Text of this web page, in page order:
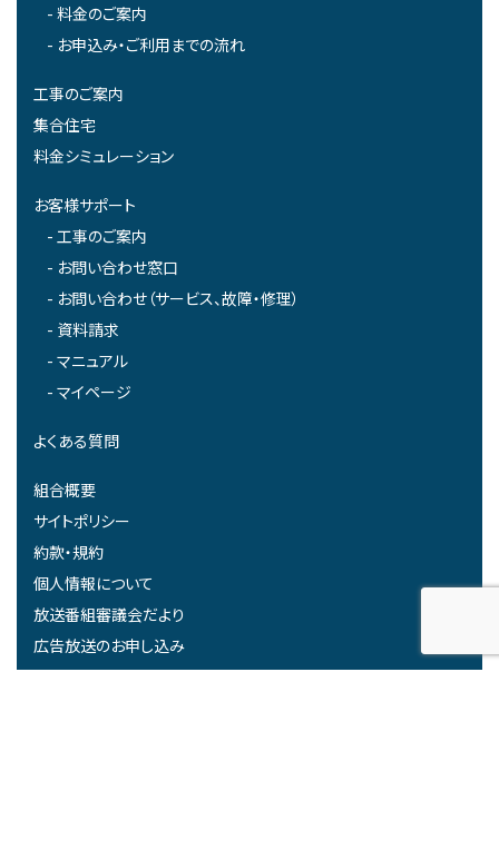
料金のご案内
お申込み・ご利用までの流れ
工事のご案内
集合住宅
料金シミュレーション
お客様サポート
工事のご案内
お問い合わせ窓口
お問い合わせ（サービス、故障・修理）
資料請求
マニュアル
マイページ
よくある質問
組合概要
サイトポリシー
約款・規約
個人情報について
放送番組審議会だより
広告放送のお申し込み
みらーれTV受託事業者